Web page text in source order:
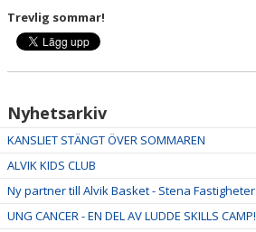
Trevlig sommar!
Nyhetsarkiv
KANSLIET STÄNGT ÖVER SOMMAREN
ALVIK KIDS CLUB
Ny partner till Alvik Basket - Stena Fastigheter
UNG CANCER - EN DEL AV LUDDE SKILLS CAMP!